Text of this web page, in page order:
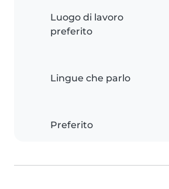
Luogo di lavoro
preferito
Lingue che parlo
Preferito